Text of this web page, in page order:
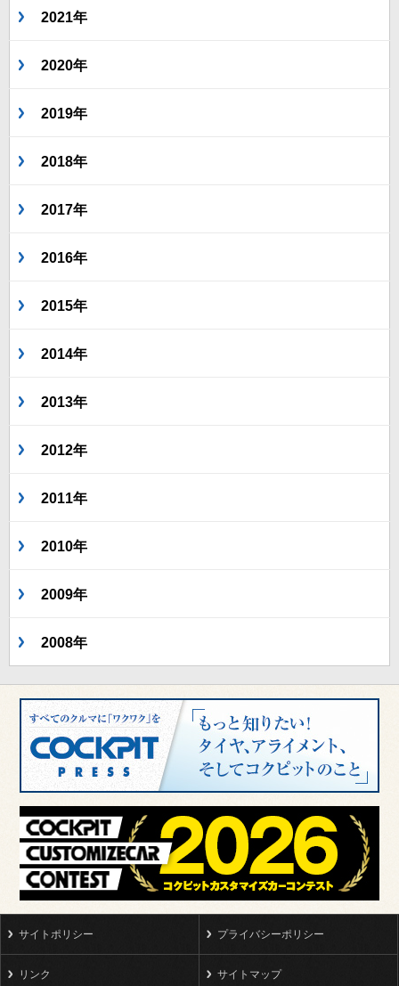
2021年
2020年
2019年
2018年
2017年
2016年
2015年
2014年
2013年
2012年
2011年
2010年
2009年
2008年
サイトポリシー プライバシーポリシー
リンク サイトマップ